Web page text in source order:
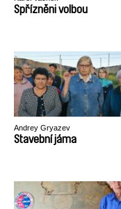
Spřízněni volbou
Andrey Gryazev
Stavební jáma